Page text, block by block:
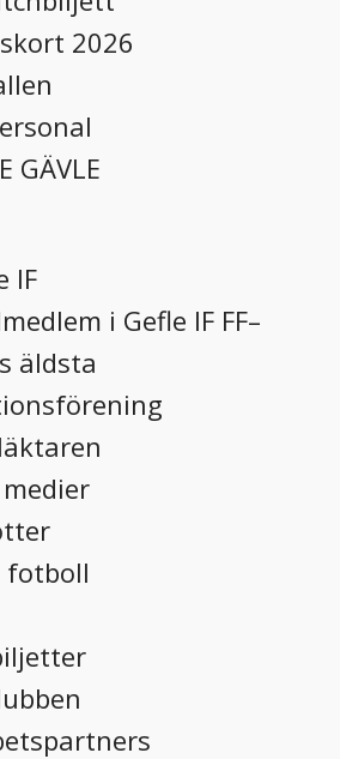
2026
GÄVLE
IF
i Gefle IF FF–
äldsta
fotboll